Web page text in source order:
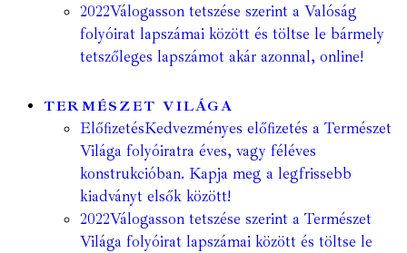
2022Válogasson tetszése szerint a Valóság
folyóirat lapszámai között és töltse le bármely
tetszőleges lapszámot akár azonnal, online!
TERMÉSZET VILÁGA
ElőfizetésKedvezményes előfizetés a Természet
Világa folyóiratra éves, vagy féléves
konstrukcióban. Kapja meg a legfrissebb
kiadványt elsők között!
2022Válogasson tetszése szerint a Természet
Világa folyóirat lapszámai között és töltse le